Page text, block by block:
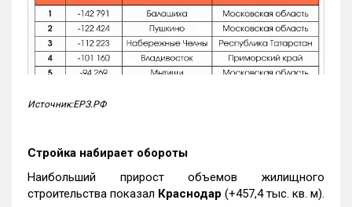
Источник:ЕРЗ.РФ
Стройка набирает обороты
Наибольший прирост объемов жилищного
строительства показал Краснодар (+457,4 тыс. кв. м).